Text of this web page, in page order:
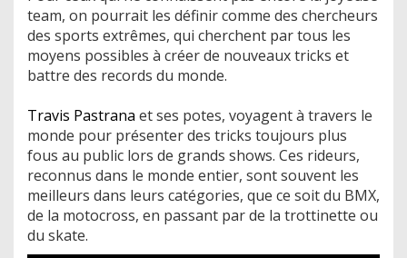
team, on pourrait les définir comme des chercheurs
des sports extrêmes, qui cherchent par tous les
moyens possibles à créer de nouveaux tricks et
battre des records du monde.
Travis Pastrana et ses potes, voyagent à travers le
monde pour présenter des tricks toujours plus
fous au public lors de grands shows. Ces rideurs,
reconnus dans le monde entier, sont souvent les
meilleurs dans leurs catégories, que ce soit du BMX,
de la motocross, en passant par de la trottinette ou
du skate.